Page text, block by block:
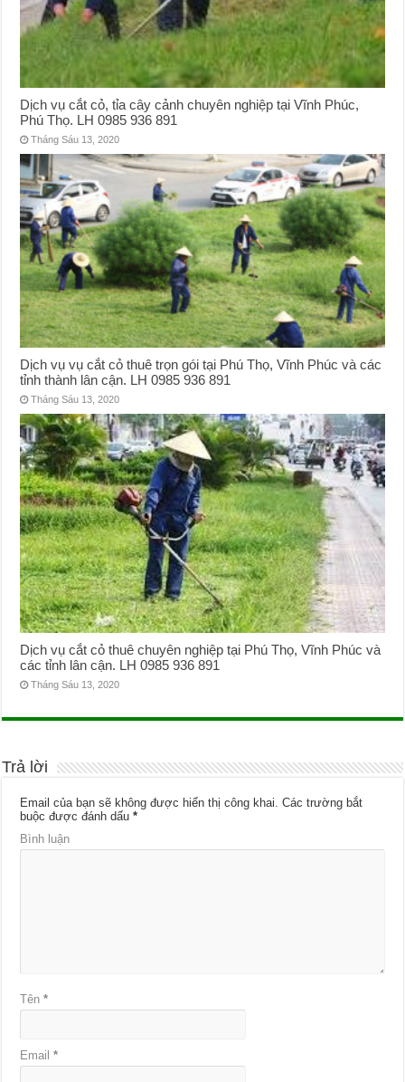
Dịch vụ cắt cỏ, tỉa cây cảnh chuyên nghiệp tại Vĩnh Phúc,
Phú Thọ. LH 0985 936 891
Tháng Sáu 13, 2020
Dịch vụ vụ cắt cỏ thuê trọn gói tại Phú Thọ, Vĩnh Phúc và các
tỉnh thành lân cận. LH 0985 936 891
Tháng Sáu 13, 2020
Dịch vụ cắt cỏ thuê chuyên nghiệp tại Phú Thọ, Vĩnh Phúc và
các tỉnh lân cận. LH 0985 936 891
Tháng Sáu 13, 2020
Trả lời
Email của bạn sẽ không được hiển thị công khai. Các trường bắt
buộc được đánh dấu*
Bình luận
Tên*
Email*